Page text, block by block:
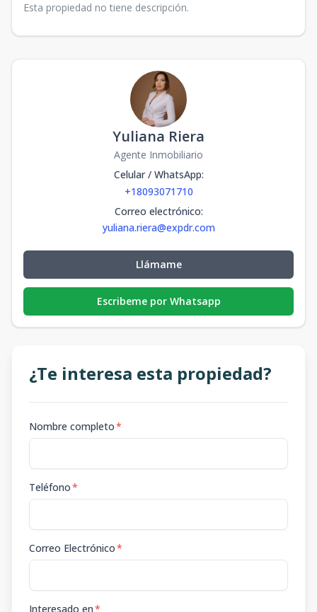
Esta propiedad no tiene descripción.
Yuliana Riera
Agente Inmobiliario
Celular / WhatsApp:
+18093071710
Correo electrónico:
yuliana.riera@expdr.com
Llámame
Escribeme por Whatsapp
¿Te interesa esta propiedad?
Nombre completo*
Teléfono*
Correo Electrónico*
Interesado en*